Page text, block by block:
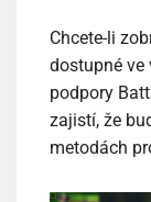
Chcete-li
dostupné ve
podpory
zajistí, že
metodách